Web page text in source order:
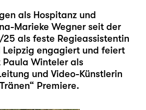
als Hospitanz und
Marieke Wegner seit der
als feste Regieassistentin
Leipzig engagiert und feiert
Paula Winteler als
und Video-Künstlerin
“ Premiere.